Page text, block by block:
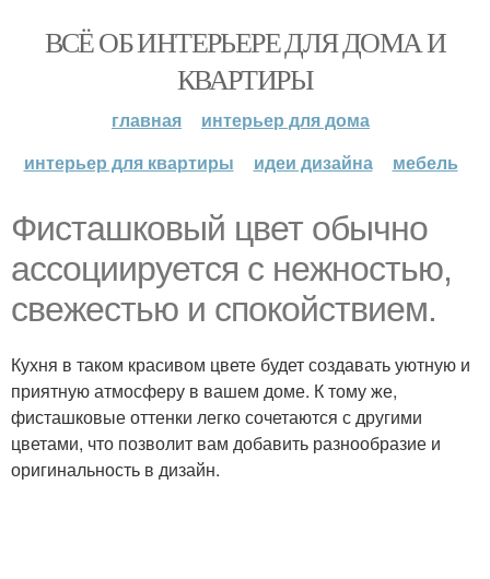
ВСЁ ОБ ИНТЕРЬЕРЕ ДЛЯ ДОМА И
КВАРТИРЫ
главная
интерьер для дома
интерьер для квартиры
идеи дизайна мебель
Фисташковый цвет обычно
ассоциируется с нежностью,
свежестью и спокойствием.
Кухня в таком красивом цвете будет создавать уютную и
приятную атмосферу в вашем доме. К тому же,
фисташковые оттенки легко сочетаются с другими
цветами, что позволит вам добавить разнообразие и
оригинальность в дизайн.